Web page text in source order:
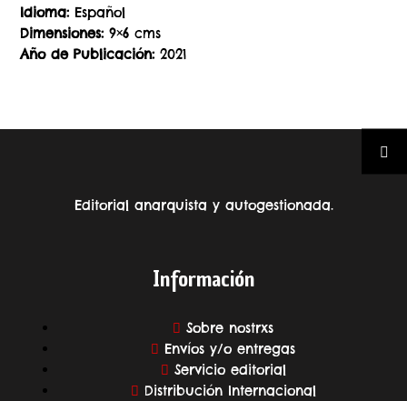
Idioma:Español
Dimensiones:9×6 cms
Año de Publicación:2021
Editorial anarquista y autogestionada.
Información
Sobre nostrxs
Envíos y/o entregas
Servicio editorial
Distribución Internacional